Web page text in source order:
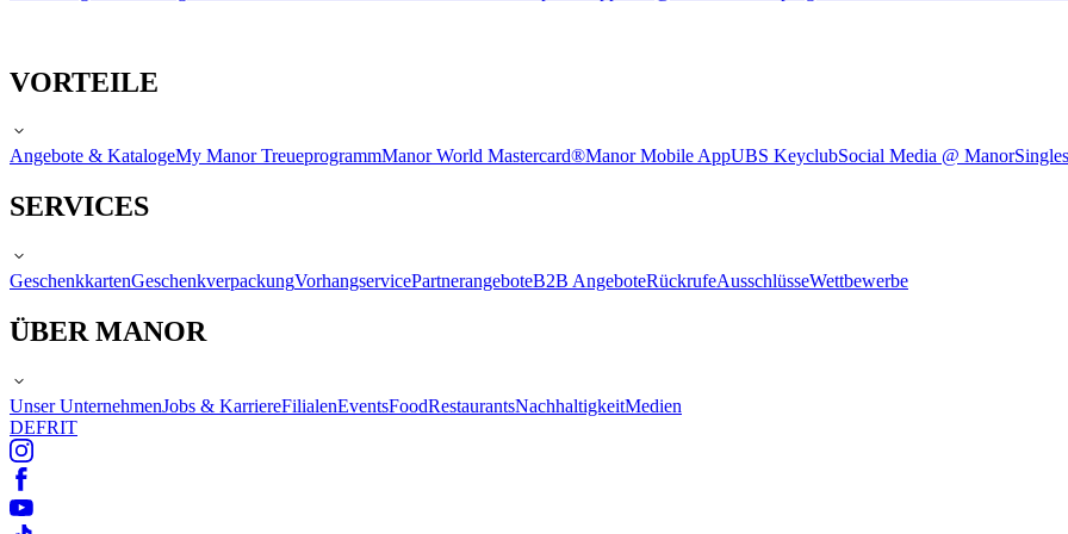
VORTEILE
Angebote & KatalogeMy Manor TreueprogrammManor World Mastercard®Manor Mobile AppUBS KeyclubSocial Media @ Manor
SERVICES
GeschenkkartenGeschenkverpackungVorhangservicePartnerangeboteB2B AngeboteRückrufeAusschlüsseWettbewerbe
ÜBER MANOR
Unser UnternehmenJobs & KarriereFilialenEventsFoodRestaurantsNachhaltigkeitMedien
DEFRIT